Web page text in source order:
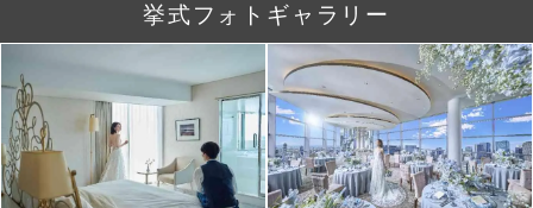
挙式フォトギャラリー